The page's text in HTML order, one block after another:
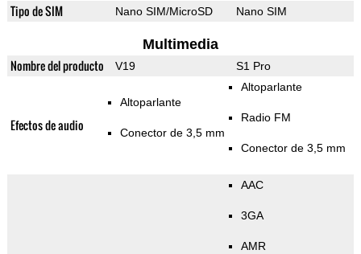
Tipo de SIM Nano SIM/MicroSD Nano SIM
Multimedia
Nombre del producto V19 S1 Pro
Efectos de audio
Altoparlante
Conector de 3,5 mm
Altoparlante
Radio FM
Conector de 3,5 mm
AAC
3GA
AMR